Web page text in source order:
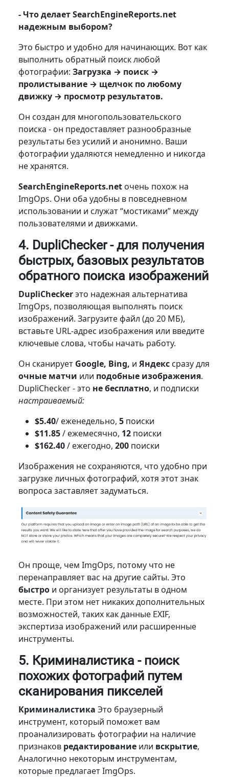
- Что делает SearchEngineReports.net
надежным выбором?
Это быстро и удобно для начинающих. Вот как
выполнить обратный поиск любой
фотографии: Загрузка → поиск →
пролистывание → щелчок по любому
движку → просмотр результатов.
Он создан для многопользовательского
поиска - он предоставляет разнообразные
результаты без усилий и анонимно. Ваши
фотографии удаляются немедленно и никогда
не хранятся.
SearchEngineReports.net очень похож на
ImgOps. Они оба удобны в повседневном
использовании и служат “мостиками” между
пользователями и движками.
4. DupliChecker - для получения
быстрых, базовых результатов
обратного поиска изображений
DupliCheckerэто надежная альтернатива
ImgOps, позволяющая выполнять поиск
изображений. Загрузите файл (до 20 МБ),
вставьте URL-адрес изображения или введите
ключевые слова, чтобы начать работу.
Он сканируетGoogle, Bing, и Яндекс сразу для
очные матчи или подобные изображения.
DupliChecker - это не бесплатно, и подписки
настраиваемый:
$5.40/ еженедельно, 5 поиски
$11.85/ ежемесячно, 12 поиски
$162.40/ ежегодно, 200 поиски
Изображения не сохраняются, что удобно при
загрузке личных фотографий, хотя этот знак
вопроса заставляет задуматься.
Он проще, чем ImgOps, потому что не
перенаправляет вас на другие сайты. Это
быстрои организует результаты в одном
месте. При этом нет никаких дополнительных
возможностей, таких как данные EXIF,
экспертиза изображений или расширенные
инструменты.
5. Криминалистика - поиск
похожих фотографий путем
сканирования пикселей
Криминалистика Это браузерный
инструмент, который поможет вам
проанализировать фотографии на наличие
признаков редактированиеили вскрытие,
Аналогично некоторым инструментам,
которые предлагает ImgOps.